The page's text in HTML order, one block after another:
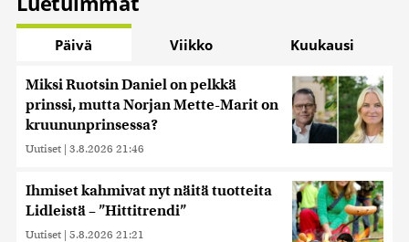
Päivä Viikko Kuukausi
Miksi Ruotsin Daniel on pelkkä
prinssi, mutta Norjan Mette-Marit on
kruununprinsessa?
Uutiset | 3.8.2026 21:46
Ihmiset kahmivat nyt näitä tuotteita
Lidleistä – ”Hittitrendi”
Uutiset | 5.8.2026 21:21